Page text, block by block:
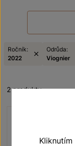
Ročník:
2022
Odrůda:
Viognier
2 produkty